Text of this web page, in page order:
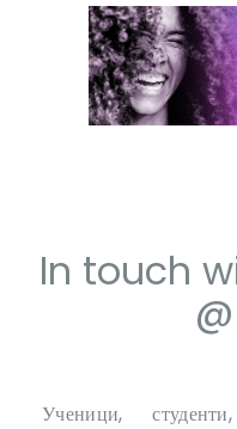
JOBS_BG
In touch
Ученици,